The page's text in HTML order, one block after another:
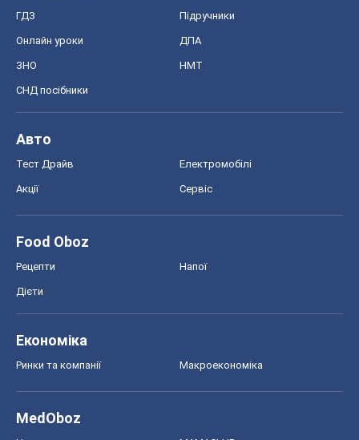
ГДЗ Підручники
Онлайн уроки ДПА
ЗНО НМТ
СНД посібники
Авто
Тест Драйв Електромобілі
Акції Сервіс
Food Oboz
Рецепти Напої
Дієти
Економіка
Ринки та компанії Макроекономіка
MedOboz